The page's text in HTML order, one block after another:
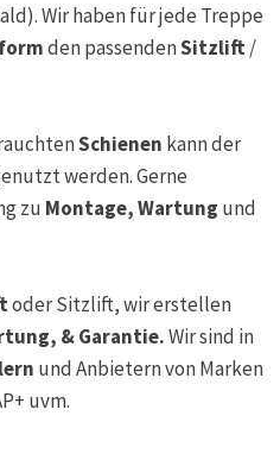
. Wir haben für jede Treppe
den passendenSitzlift/
Schienen kann der
werden. Gerne
zu Montage, Wartung und
oder Sitzlift, wir erstellen
& Garantie.Wir sind in
und Anbietern von Marken
uvm.